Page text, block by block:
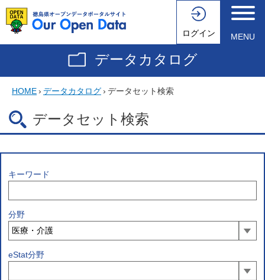
ログイン MENU
データカタログ
HOME› データカタログ› データセット検索
データセット検索
キーワード
分野
eStat分野